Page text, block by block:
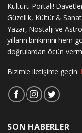
Kültürü Portalı!
Güzellik, Kültür &
Yazar, Nostalji ve
yılların birikimini hem
doğrulardan ödün
Bizimle iletişime geçin:
SON HABERLER